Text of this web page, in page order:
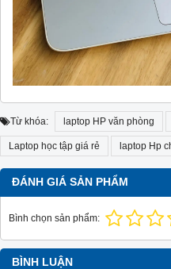
Từ khóa: laptop HP văn phòng
Laptop học tập giá rẻ laptop Hp
ĐÁNH GIÁ SẢN PHẨM
Bình chọn sản phẩm:
BÌNH LUẬN